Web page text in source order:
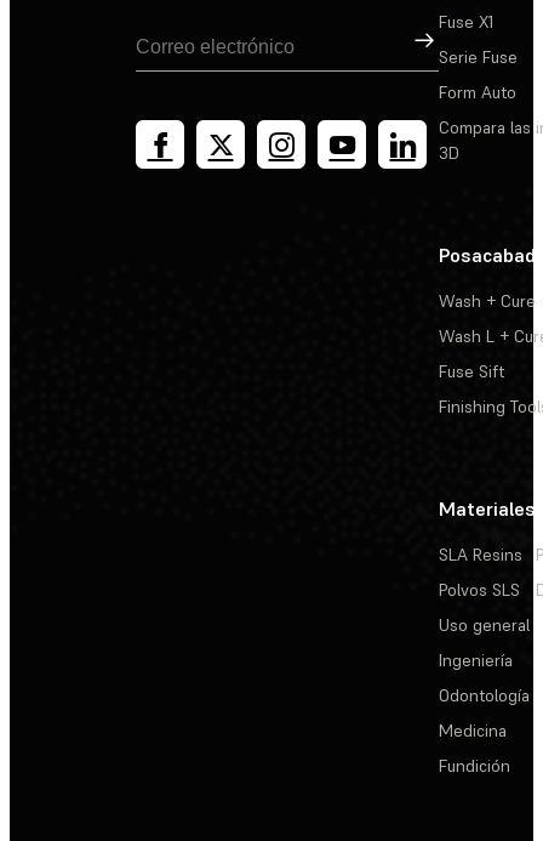
Suscribirse
Fuse X1
Serie Fuse
Form Auto
Compara las
3D
Wash + Cure
Wash L +
Fuse Sift
Finishing
Materiales
SLA Resins
Polvos SLS
Uso general
Ingeniería
Odontología
Medicina
Fundición